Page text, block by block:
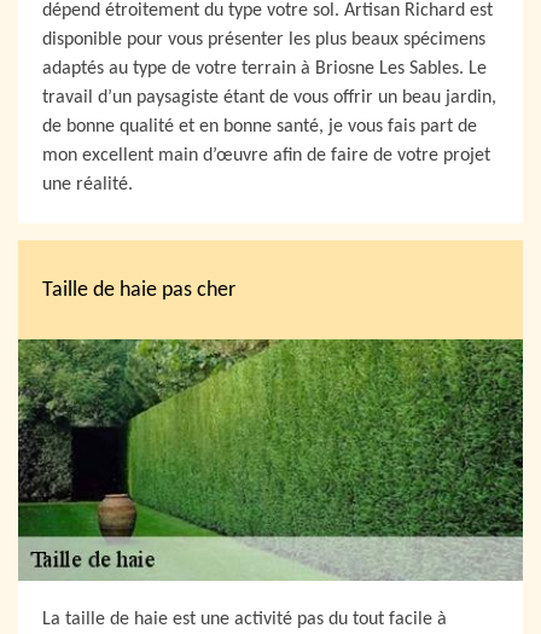
dépend étroitement du type votre sol. Artisan Richard est
disponible pour vous présenter les plus beaux spécimens
adaptés au type de votre terrain à Briosne Les Sables. Le
travail d’un paysagiste étant de vous offrir un beau jardin,
de bonne qualité et en bonne santé, je vous fais part de
mon excellent main d’œuvre afin de faire de votre projet
une réalité.
Taille de haie pas cher
La taille de haie est une activité pas du tout facile à